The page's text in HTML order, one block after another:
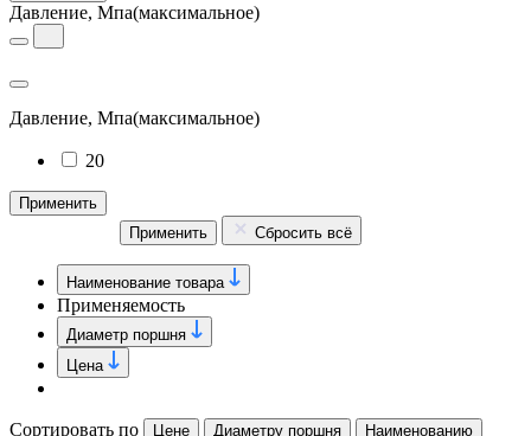
Давление, Мпа(максимальное)
Давление, Мпа(максимальное)
20
Применить
Применить
Сбросить всё
Наименование товара
Применяемость
Диаметр поршня
Цена
Сортировать по Цене Диаметру поршня
Наименованию